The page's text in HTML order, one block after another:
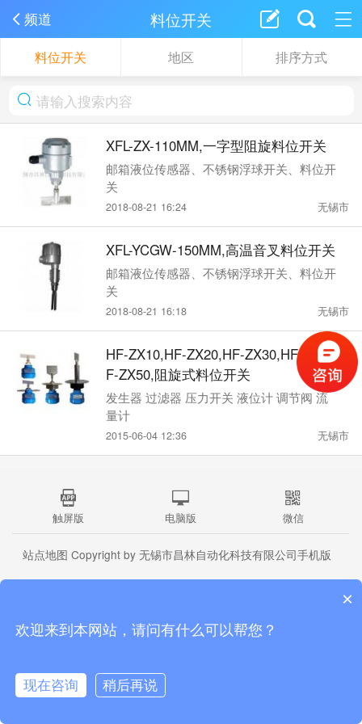
频道 料位开关
料位开关 地区 排序方式
XFL-ZX-110MM,一字型阻旋料位开关
邮箱液位传感器、不锈钢浮球开关、料位开
关
2018-08-21 16:24 无锡市
XFL-YCGW-150MM,高温音叉料位开关
邮箱液位传感器、不锈钢浮球开关、料位开
关
2018-08-21 16:18 无锡市
HF-ZX10,HF-ZX20,HF-ZX30,HF-ZX40,H
F-ZX50,阻旋式料位开关
发生器 过滤器 压力开关 液位计 调节阀 流
量计
2015-06-04 12:36 无锡市
触屏版 电脑版 微信
站点地图 Copyright by 无锡市昌林自动化科技有限公司手机版
×
欢迎来到本网站，请问有什么可以帮您？
现在咨询 稍后再说